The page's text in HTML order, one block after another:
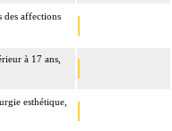
des affections
à 17 ans,
esthétique,